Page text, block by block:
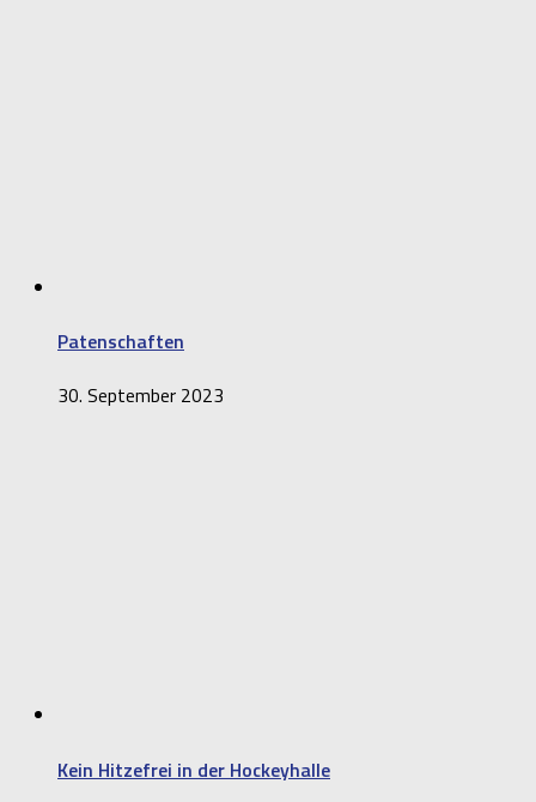
Patenschaften
30. September 2023
Kein Hitzefrei in der Hockeyhalle